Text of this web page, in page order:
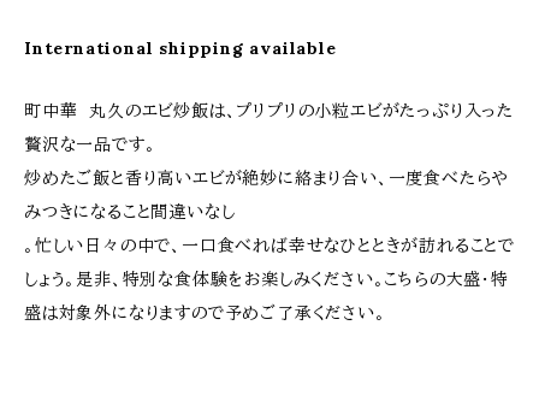
International shipping available
町中華 丸久のエビ炒飯は、プリプリの小粒エビがたっぷり入った
贅沢な一品です。
炒めたご飯と香り高いエビが絶妙に絡まり合い、一度食べたらや
みつきになること間違いなし
。忙しい日々の中で、一口食べれば幸せなひとときが訪れることで
しょう。是非、特別な食体験をお楽しみください。こちらの大盛・特
盛は対象外になりますので予めご了承ください。